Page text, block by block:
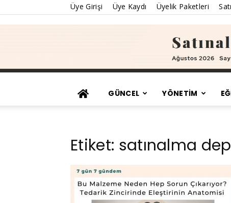
Üye Girişi Üye Kaydı Üyelik Paketleri
GÜNCEL YÖNETİM
Etiket: satınalma